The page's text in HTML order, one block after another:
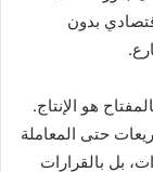
بدون
هو الإنتاج.
حتى المعاملة
بل بالقرارات